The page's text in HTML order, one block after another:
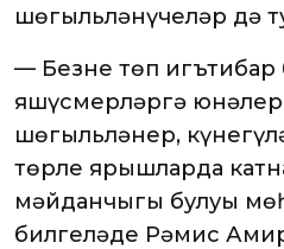
шөгыльләнүчеләр дә
— Безнең төп игътибар
яшүсмерләргә
шөгыльләнер,
төрле ярышларда
мәйданчыгы булуы
билгеләде Рәмис